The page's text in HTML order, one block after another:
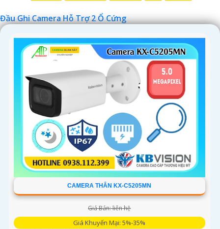
Đầu Ghi Camera Hỗ Trợ 2 Ổ Cứng
CAMERA THÂN KX-C5205MN
Giá Bán: liên hệ
Giá Khuyến Mại: 5%-35%